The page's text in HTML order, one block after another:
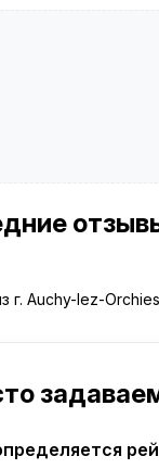
г. Auchy-lez-